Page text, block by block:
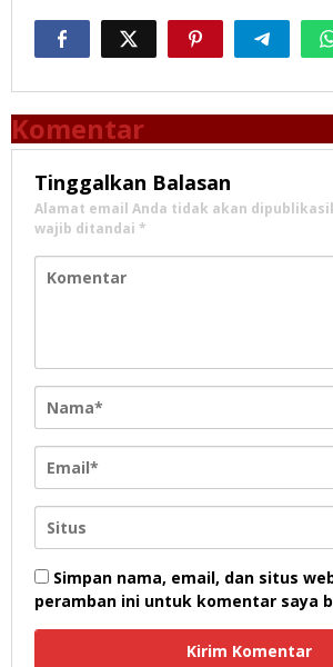
Komentar
Tinggalkan Balasan
Alamat email Anda tidak akan
wajib ditandai *
Simpan nama, email, dan situs
peramban ini untuk komentar saya